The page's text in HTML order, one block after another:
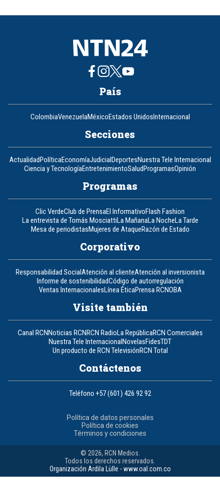
8
País
ColombiaVenezuelaMéxicoEstados UnidosInternacional
Secciones
ActualidadPolíticaEconomíaJudicialDeportesNuestra Tele Internacional
Ciencia y TecnologíaEntretenimientoSaludProgramasOpinión
Programas
Clic VerdeClub de PrensaEl InformativoFlash Fashion
La entrevista de Tomás MosciattiLa MañanaLa NocheLa Tarde
Mesa de periodistasMujeres de AtaqueRazón de Estado
Corporativo
Responsabilidad SocialAtención al clienteAtención al inversionista
Informe de sostenibilidadCódigo de autorregulación
Ventas InternacionalesLínea ÉticaPrensa RCNOBA
Visite también
Canal RCNNoticias RCNRCN RadioLa RepúblicaRCN Comerciales
Nuestra Tele InternacionalNovelasFidesTDT
Un producto de RCN TelevisiónRCN Total
Contáctenos
Teléfono +57 (601) 426 92 92
Política de datos personales
Política de cookies
Términos y condiciones
© 2026, RCN Medios.
Todos los derechos reservados.
Organización Ardila Lülle - www.oal.com.co